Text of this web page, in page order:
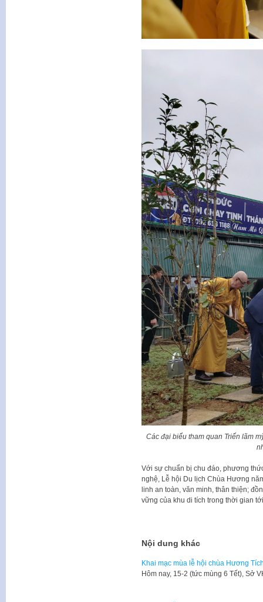
Các đại biểu tham quan Triển lãm
Với sự chuẩn bị chu đáo, phương
nghệ, Lễ hội Du lịch Chùa Hương
linh an toàn, văn minh, thân thiện;
vững của khu di tích trong thời gian
Nội dung khác
Khai mạc mùa lễ hội chùa Hương
​Hôm nay, 15-2 (tức mùng 6 Tết), Sở